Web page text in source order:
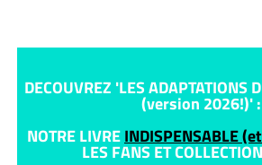
DECOUVREZ 'LES ADAPTATIONS
(version 2026!)' :
NOTRE LIVREINDISPENSABLE
LES FANS ET